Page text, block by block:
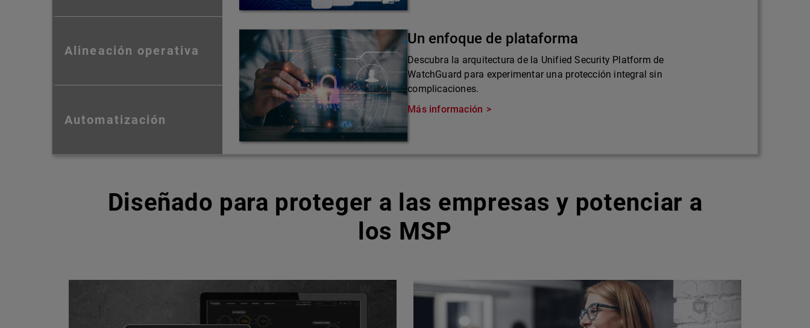
Alineación operativa
Automatización
Un enfoque de plataforma
Descubra la arquitectura de la Unified Security Platform de
WatchGuard para experimentar una protección integral sin
complicaciones.
Más información
Diseñado para proteger a las empresas y potenciar a
los MSP